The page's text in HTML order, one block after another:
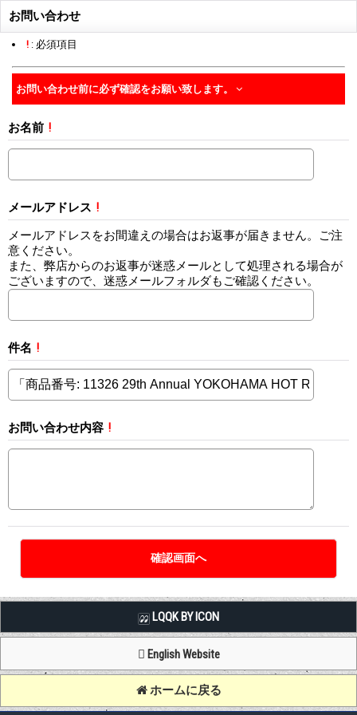
お問い合わせ
! : 必須項目
お問い合わせ前に必ず確認をお願い致します。
お名前 !
メールアドレス !
メールアドレスをお間違えの場合はお返事が届きません。ご注
意ください。
また、弊店からのお返事が迷惑メールとして処理される場合が
ございますので、迷惑メールフォルダもご確認ください。
件名 !
お問い合わせ内容 !
LQQK BY ICON
English Website
ホームに戻る